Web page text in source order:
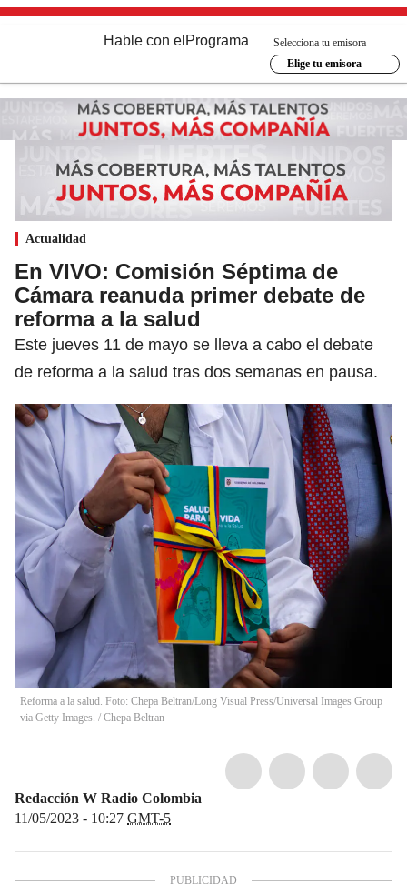
Hable con el Programa
Selecciona tu emisora
Elige tu emisora
Actualidad
En VIVO: Comisión Séptima de
Cámara reanuda primer debate de
reforma a la salud
Este jueves 11 de mayo se lleva a cabo el debate
de reforma a la salud tras dos semanas en pausa.
Reforma a la salud. Foto: Chepa Beltran/Long Visual Press/Universal Images Group
via Getty Images. / Chepa Beltran
Redacción W Radio Colombia
11/05/2023 - 10:27 GMT-5